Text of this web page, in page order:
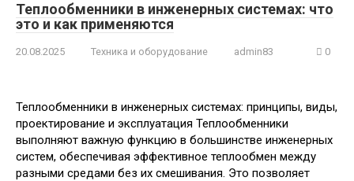
Теплообменники в инженерных системах: что
это и как применяются
20.08.2025 Техника и оборудование admin83 0
Теплообменники в инженерных системах: принципы, виды,
проектирование и эксплуатация Теплообменники
выполняют важную функцию в большинстве инженерных
систем, обеспечивая эффективное теплообмен между
разными средами без их смешивания. Это позволяет